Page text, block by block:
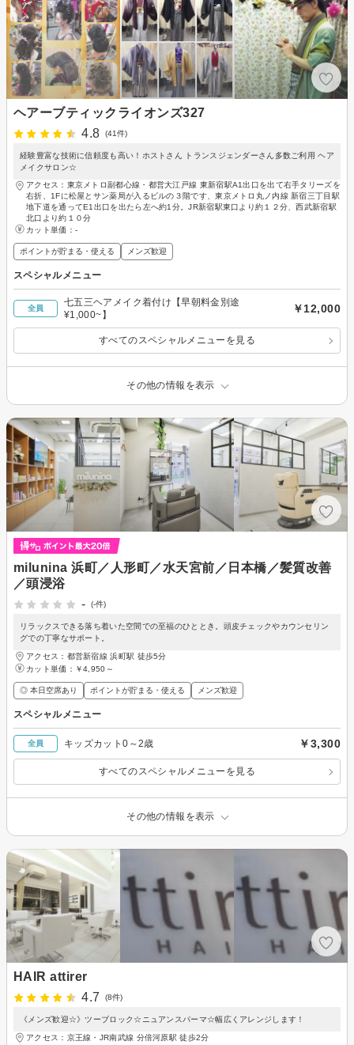
ヘアーブティックライオンズ327
4.8
(41件)
経験豊富な技術に信頼度も高い！ホストさん トランスジェンダーさん多数ご利用 ヘア
メイクサロン☆
アクセス：東京メトロ副都心線・都営大江戸線 東新宿駅A1出口を出て右手タリーズを
右折、1Fに松屋とサン薬局が入るビルの３階です、東京メトロ丸ノ内線 新宿三丁目駅
地下道を通ってE1出口を出たら左へ約1分。JR新宿駅東口より約１２分、西武新宿駅
北口より約１０分
カット単価： -
ポイントが貯まる・使える メンズ歓迎
スペシャルメニュー
全員
七五三ヘアメイク着付け【早朝料金別途
¥1,000~】
￥12,000
すべてのスペシャルメニューを見る
その他の情報を表示
milunina 浜町／人形町／水天宮前／日本橋／髪質改善
／頭浸浴
-
(-件)
リラックスできる落ち着いた空間での至福のひととき。頭皮チェックやカウンセリン
グでの丁寧なサポート。
アクセス：都営新宿線 浜町駅 徒歩5分
カット単価： ￥4,950～
◎ 本日空席あり ポイントが貯まる・使える メンズ歓迎
スペシャルメニュー
全員 キッズカット0～2歳 ￥3,300
すべてのスペシャルメニューを見る
その他の情報を表示
HAIR attirer
4.7
(8件)
《メンズ歓迎☆》ツーブロック☆ニュアンスパーマ☆幅広くアレンジします！
アクセス：京王線・JR南武線 分倍河原駅 徒歩2分